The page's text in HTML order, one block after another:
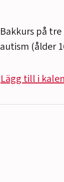
Bakkurs på
autism (ålder
Lägg till i